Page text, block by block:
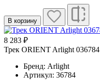
В корзину
8 283 ₽
Трек ORIENT Arlight 036784
Бренд: Arlight
Артикул: 36784